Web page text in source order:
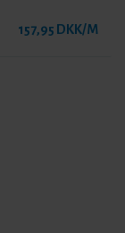
157,95 DKK/M